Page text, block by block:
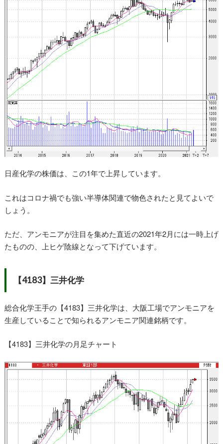
日産化学の株価は、この1年で上昇しています。
これはコロナ禍でも強い半導体関連で物色されたと見てよいで
しょう。
ただ、アンモニアが注目を集めた直近の2021年2月には一時上げ
たものの、上ヒゲ陰線となって下げています。
【4183】三井化学
総合化学王手の【4183】三井化学は、大阪工場でアンモニアを
生産していることで知られるアンモニア関連銘柄です。
【4183】三井化学の月足チャート